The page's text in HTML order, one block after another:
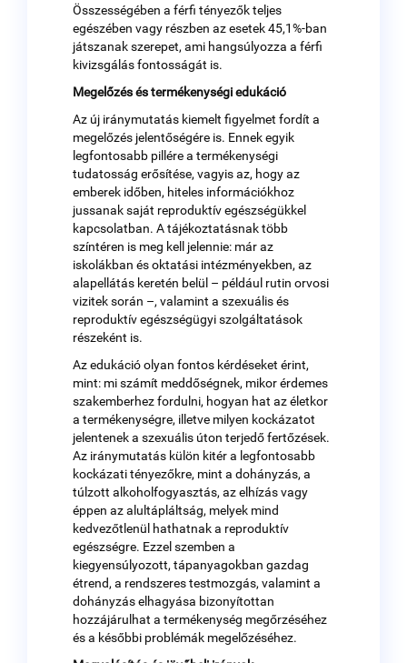
Összességében a férfi tényezők teljes
egészében vagy részben az esetek 45,1%-ban
játszanak szerepet, ami hangsúlyozza a férfi
kivizsgálás fontosságát is.
Megelőzés és termékenységi edukáció
Az új iránymutatás kiemelt figyelmet fordít a
megelőzés jelentőségére is. Ennek egyik
legfontosabb pillére a termékenységi
tudatosság erősítése, vagyis az, hogy az
emberek időben, hiteles információkhoz
jussanak saját reproduktív egészségükkel
kapcsolatban. A tájékoztatásnak több
színtéren is meg kell jelennie: már az
iskolákban és oktatási intézményekben, az
alapellátás keretén belül – például rutin orvosi
vizitek során –, valamint a szexuális és
reproduktív egészségügyi szolgáltatások
részeként is.
Az edukáció olyan fontos kérdéseket érint,
mint: mi számít meddőségnek, mikor érdemes
szakemberhez fordulni, hogyan hat az életkor
a termékenységre, illetve milyen kockázatot
jelentenek a szexuális úton terjedő fertőzések.
Az iránymutatás külön kitér a legfontosabb
kockázati tényezőkre, mint a dohányzás, a
túlzott alkoholfogyasztás, az elhízás vagy
éppen az alultápláltság, melyek mind
kedvezőtlenül hathatnak a reproduktív
egészségre. Ezzel szemben a
kiegyensúlyozott, tápanyagokban gazdag
étrend, a rendszeres testmozgás, valamint a
dohányzás elhagyása bizonyítottan
hozzájárulhat a termékenység megőrzéséhez
és a későbbi problémák megelőzéséhez.